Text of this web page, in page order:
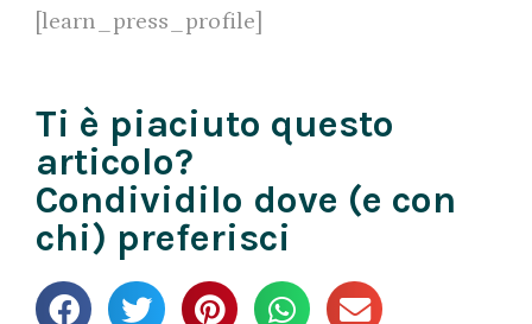
[learn_press_profile]
Ti è piaciuto questo
articolo?
Condividilo dove (e con
chi) preferisci